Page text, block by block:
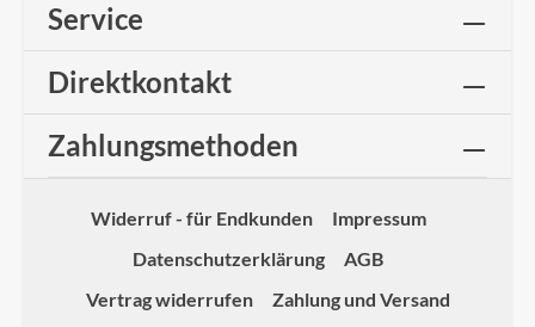
Service
Direktkontakt
Zahlungsmethoden
Widerruf - für Endkunden
Impressum
Datenschutzerklärung
AGB
Vertrag widerrufen
Zahlung und Versand